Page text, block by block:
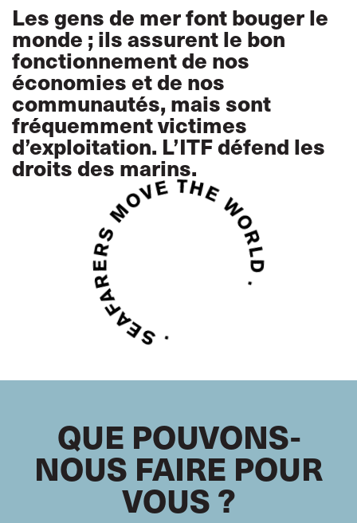
Les gens de mer font bouger le
monde ; ils assurent le bon
fonctionnement de nos
économies et de nos
communautés, mais sont
fréquemment victimes
d’exploitation. L’ITF défend les
droits des marins.
QUE POUVONS-
NOUS FAIRE POUR
VOUS ?